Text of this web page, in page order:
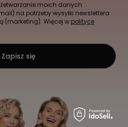
moich danych
na potrzeby wysyłki newslettera
(marketing). Więcej w polityce
Zapisz się